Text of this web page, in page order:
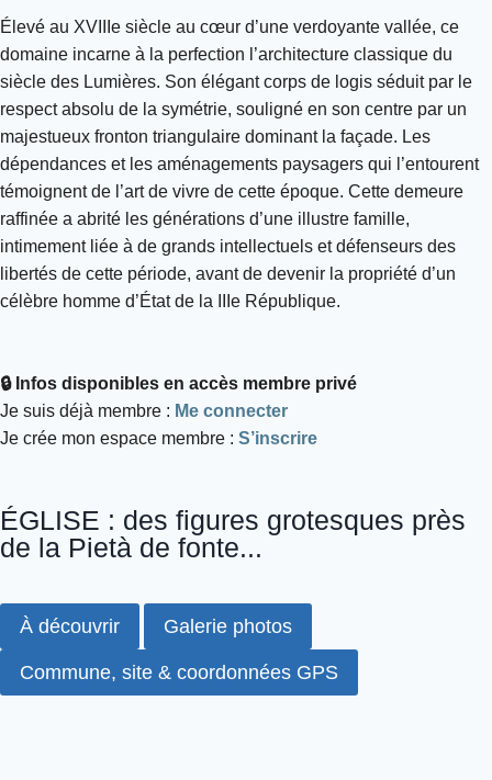
Élevé au XVIIIe siècle au cœur d’une verdoyante vallée, ce
domaine incarne à la perfection l’architecture classique du
siècle des Lumières. Son élégant corps de logis séduit par le
respect absolu de la symétrie, souligné en son centre par un
majestueux fronton triangulaire dominant la façade. Les
dépendances et les aménagements paysagers qui l’entourent
témoignent de l’art de vivre de cette époque. Cette demeure
raffinée a abrité les générations d’une illustre famille,
intimement liée à de grands intellectuels et défenseurs des
libertés de cette période, avant de devenir la propriété d’un
célèbre homme d’État de la IIIe République.
🔒 Infos disponibles en accès membre privé
Je suis déjà membre : Me connecter
Je crée mon espace membre : S’inscrire
ÉGLISE : des figures grotesques près
de la Pietà de fonte...
À découvrir Galerie photos
Commune, site & coordonnées GPS